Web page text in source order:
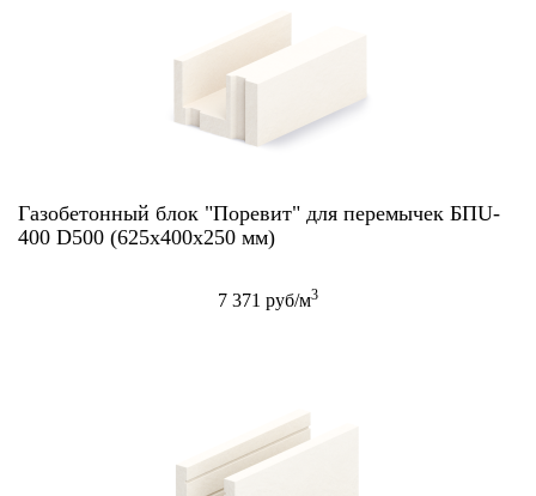
Газобетонный блок "Поревит" для перемычек БПU-
400 D500 (625х400х250 мм)
7 371 руб/м3